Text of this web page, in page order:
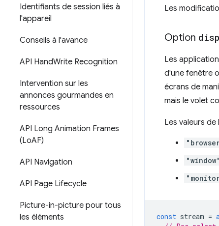
Identifiants de session liés à
l'appareil
Conseils à l'avance
API HandWrite Recognition
Intervention sur les
annonces gourmandes en
ressources
API Long Animation Frames
(LoAF)
API Navigation
API Page Lifecycle
Picture-in-picture pour tous
les éléments
Les
Option
Les
d'une fenêtre
écrans de
mais le volet
Les valeurs de
"window"
const stream =